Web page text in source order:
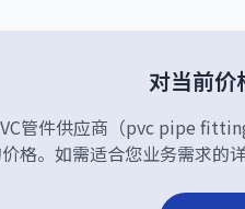
对当前价
管件供应商（pvc pipe
格。如需适合您业务需求的